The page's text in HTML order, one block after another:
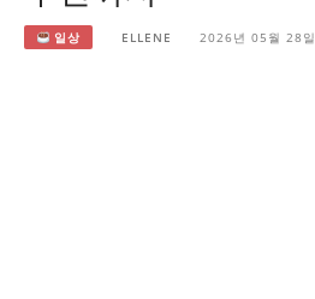
일상 ELLENE 2026년 05월 28일